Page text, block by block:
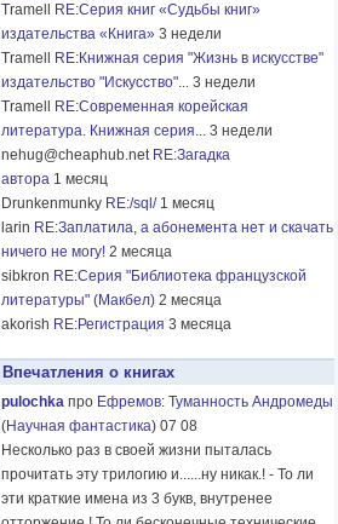
Tramell
RE:Серия книг «Судьбы книг»
издательства «Книга» 3 недели
Tramell
RE:Книжная серия "Жизнь в искусстве"
издательство "Искусство"... 3 недели
Tramell
RE:Современная корейская
литература. Книжная серия... 3 недели
nehug@cheaphub.net RE:Загадка
автора 1 месяц
Drunkenmunky RE:/sql/ 1 месяц
larin RE:Заплатила, а абонемента нет и скачать
ничего не могу! 2 месяца
sibkron RE:Серия "Библиотека французской
литературы" (Макбел) 2 месяца
akorish RE:Регистрация 3 месяца
Впечатления о книгах
pulochka про Ефремов: Туманность Андромеды
(Научная фантастика) 07 08
Несколько раз в своей жизни пыталась
прочитать эту трилогию и......ну никак.! - То ли
эти краткие имена из 3 букв, внутренее